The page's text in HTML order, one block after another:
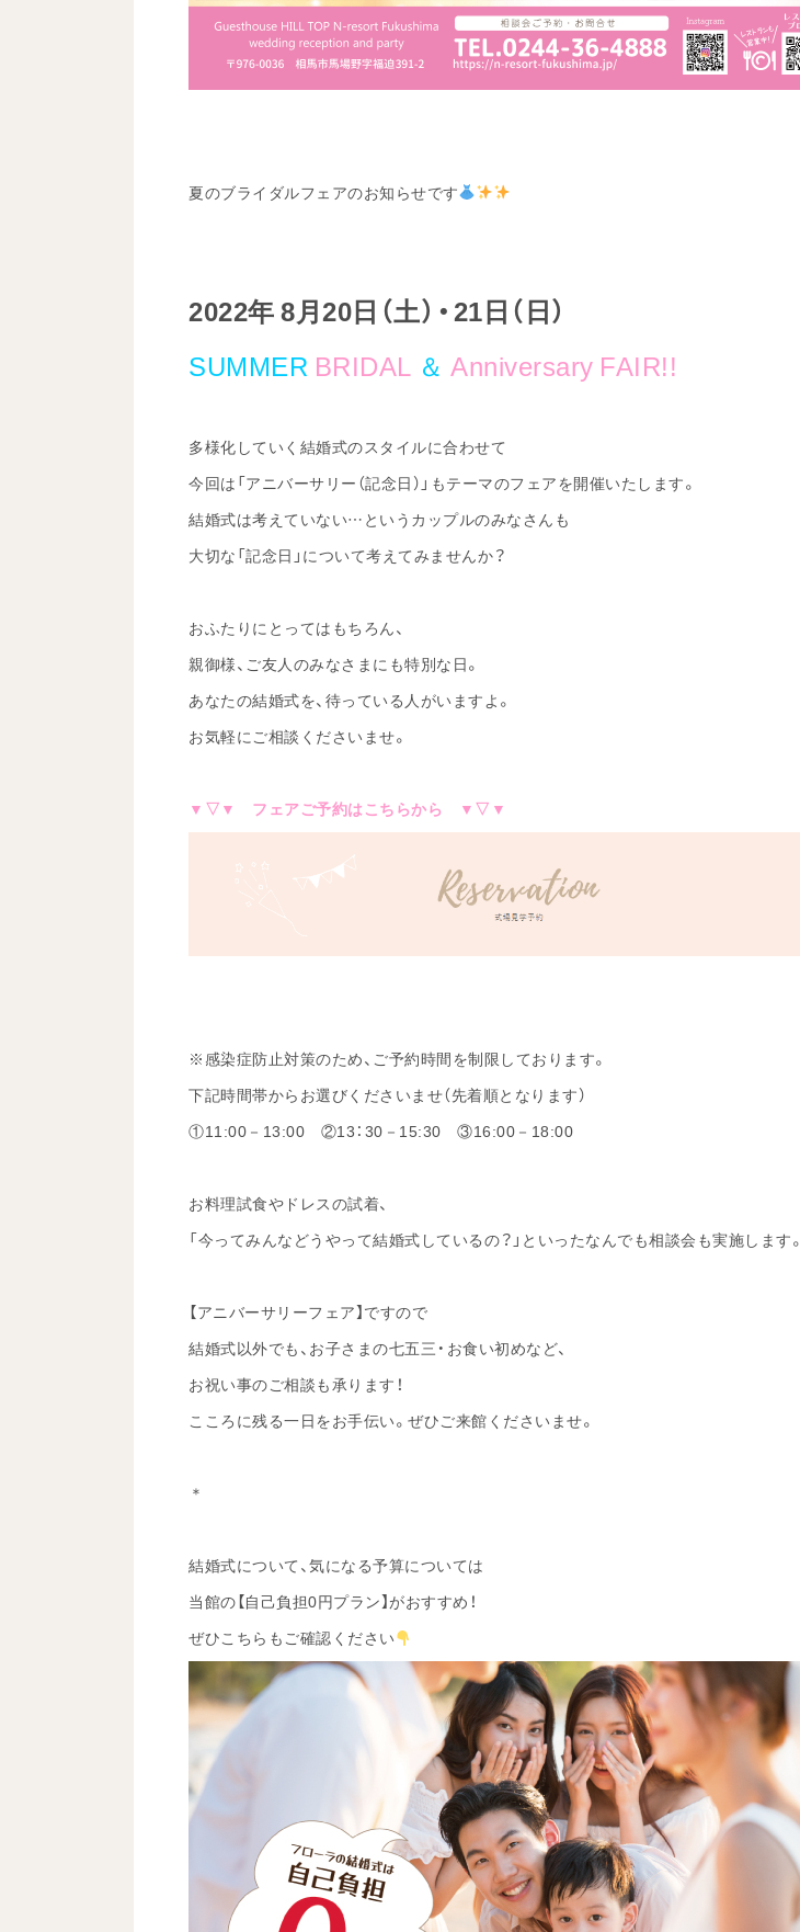
夏のブライダルフェアのお知らせです
2022年 8月20日（土）・21日（日）
SUMMER BRIDAL ＆ Anniversary FAIR!!
多様化していく結婚式のスタイルに合わせて
今回は「アニバーサリー（記念日）」もテーマのフェアを開催いたします。
結婚式は考えていない…というカップルのみなさんも
大切な「記念日」について考えてみませんか？
おふたりにとってはもちろん、
親御様、ご友人のみなさまにも特別な日。
あなたの結婚式を、待っている人がいますよ。
お気軽にご相談くださいませ。
▼▽▼ フェアご予約はこちらから ▼▽▼
※感染症防止対策のため、ご予約時間を制限しております。
下記時間帯からお選びくださいませ（先着順となります）
①11:00－13:00 ②13：30－15:30 ③16:00－18:00
お料理試食やドレスの試着、
「今ってみんなどうやって結婚式しているの？」といったなんでも相談会も実施します。
【アニバーサリーフェア】ですので
結婚式以外でも、お子さまの七五三・お食い初めなど、
お祝い事のご相談も承ります！
こころに残る一日をお手伝い。ぜひご来館くださいませ。
＊
結婚式について、気になる予算については
当館の【自己負担0円プラン】がおすすめ！
ぜひこちらもご確認ください